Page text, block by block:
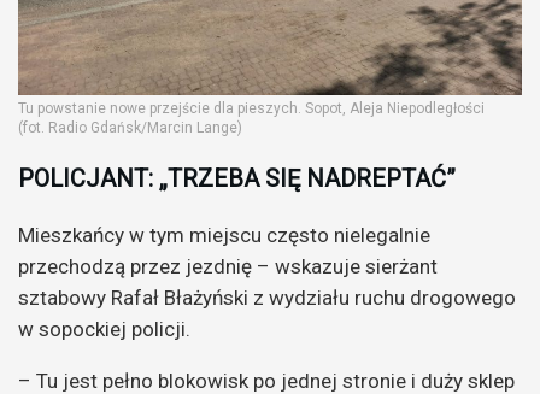
Tu powstanie nowe przejście dla pieszych. Sopot, Aleja Niepodległości
(fot. Radio Gdańsk/Marcin Lange)
POLICJANT: „TRZEBA SIĘ NADREPTAĆ”
Mieszkańcy w tym miejscu często nielegalnie
przechodzą przez jezdnię – wskazuje sierżant
sztabowy Rafał Błażyński z wydziału ruchu drogowego
w sopockiej policji.
– Tu jest pełno blokowisk po jednej stronie i duży sklep